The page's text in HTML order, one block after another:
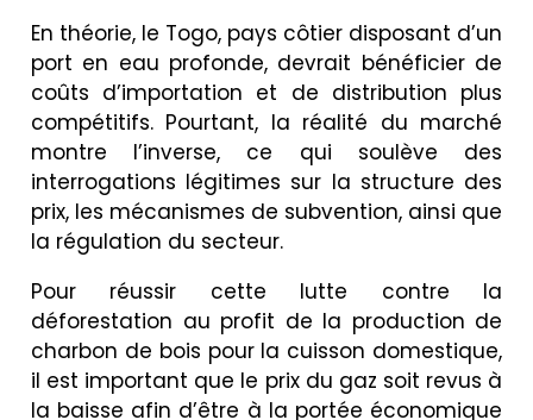
En théorie, le Togo, pays côtier disposant d’un
port en eau profonde, devrait bénéficier de
coûts d’importation et de distribution plus
compétitifs. Pourtant, la réalité du marché
montre l’inverse, ce qui soulève des
interrogations légitimes sur la structure des
prix, les mécanismes de subvention, ainsi que
la régulation du secteur.
Pour réussir cette lutte contre la
déforestation au profit de la production de
charbon de bois pour la cuisson domestique,
il est important que le prix du gaz soit revus à
la baisse afin d’être à la portée économique